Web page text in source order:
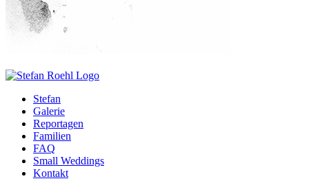
Stefan
Galerie
Reportagen
Familien
FAQ
Small Weddings
Kontakt